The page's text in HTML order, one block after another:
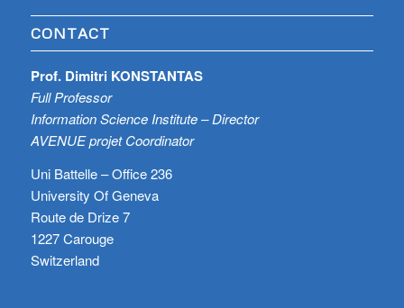
CONTACT
Prof. Dimitri KONSTANTAS
Full Professor
Information Science Institute – Director
AVENUE projet Coordinator
Uni Battelle – Office 236
University Of Geneva
Route de Drize 7
1227 Carouge
Switzerland